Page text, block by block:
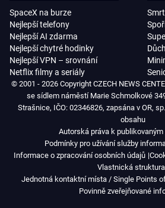
SpaceX na burze
Nejlepší telefony
Nejlepší AI zdarma
Nejlepší chytré hodinky
Nejlepší VPN – srovnání
Netflix filmy a seriály
© 2001 - 2026 Copyright CZECH NEWS
se sídlem náměstí Marie Schmolkové
Strašnice, IČO: 02346826, zapsána v OR,
obsahu
Autorská práva k
Podmínky pro užívání služby
Informace o zpracování osobních údajů
Vlastnická struktura
Jednotná kontaktní místa / Single Points
Povinně zveřejňované